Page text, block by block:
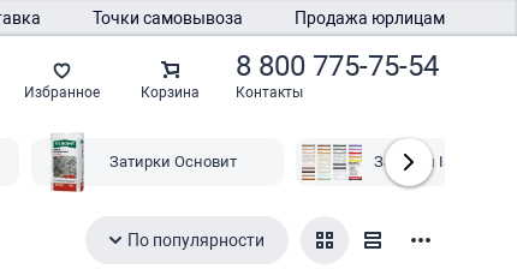
Точки самовывоза Продажа юрлицам
Избранное Корзина
8 800 775-75-54
Контакты
Затирки Основит Затирки Isomat
По популярности